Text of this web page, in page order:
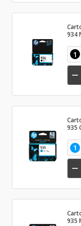
934
1

935
1

935